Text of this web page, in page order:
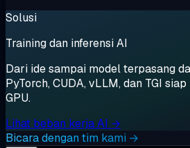
Solusi
Training dan inferensi AI
Dari ide sampai model terpasang
PyTorch, CUDA, vLLM, dan TGI
GPU.
Lihat beban kerja AI →
Bicara dengan tim kami →